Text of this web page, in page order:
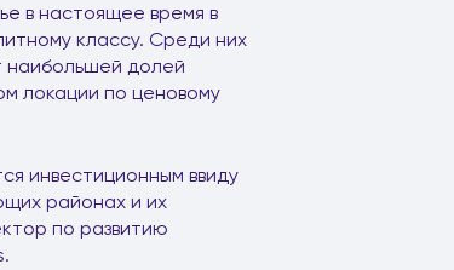
в настоящее время в
классу. Среди них
наибольшей долей
локации по ценовому
инвестиционным ввиду
районах и их
по развитию